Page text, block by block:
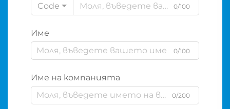
Code
0/100
Име
0/100
Име на компанията
0/200